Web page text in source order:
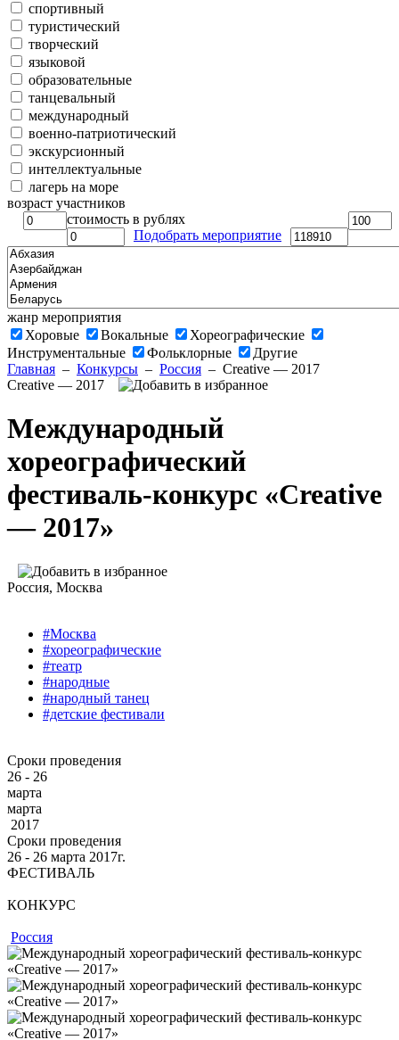
спортивный
туристический
творческий
языковой
образовательные
танцевальный
международный
военно-патриотический
экскурсионный
интеллектуальные
лагерь на море
возраст участников
стоимость в рублях
Подобрать мероприятие
жанр мероприятия
Хоровые
Вокальные
Хореографические
Инструментальные
Фольклорные
Другие
Главная – Конкурсы – Россия – Creative — 2017
Creative — 2017
Международный
хореографический
фестиваль-конкурс «Creative
— 2017»
Россия, Москва
#Москва
#хореографические
#театр
#народные
#народный танец
#детские фестивали
Сроки проведения
26 - 26
марта
марта
2017
Сроки проведения
26 ‐ 26 марта 2017г.
ФЕСТИВАЛЬ
КОНКУРС
Россия